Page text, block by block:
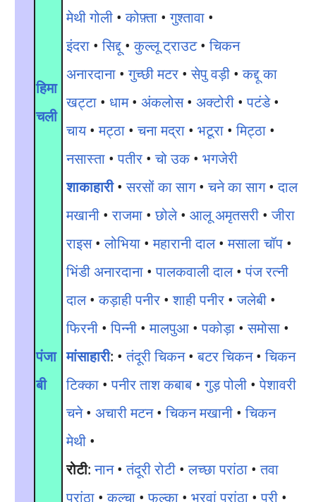
मेथी गोली •कोफ़्ता •गुश्तावा •
हिमा
चली
इंदरा •सिद्दू •कुल्लू ट्राउट•चिकन
अनारदाना •गुच्छी मटर •सेपु वड़ी •कद्दू का
खट्टा • धाम• अंकलोस• अक्टोरी •पटंडे•
चाय•मट्ठा •चना मद्रा • भटूरा •मिट्ठा •
नसास्ता •पतीर •चो उक• भगजेरी
पंजा
बी
शाकाहारी•सरसों का साग•चने का साग•दाल
मखानी •राजमा •छोले• आलू अमृतसरी •जीरा
राइस•लोभिया •महारानी दाल•मसाला चॉप •
भिंडी अनारदाना •पालकवाली दाल•पंज रत्नी
दाल•कड़ाही पनीर •शाही पनीर •जलेबी •
फिरनी •पिन्नी •मालपुआ •पकोड़ा •समोसा •
मांसाहारी: •तंदूरी चिकन•बटर चिकन•चिकन
टिक्का •पनीर ताश कबाब •गुड़ पोली •पेशावरी
चने• अचारी मटन•चिकन मखानी •चिकन
मेथी •
रोटी:नान•तंदूरी रोटी •लच्छा परांठा •तवा
परांठा •कुल्चा •फुल्का • भरवां परांठा •पूरी •